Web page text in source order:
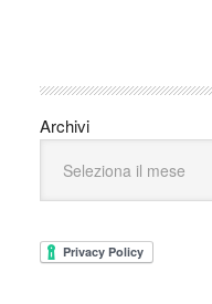
Archivi